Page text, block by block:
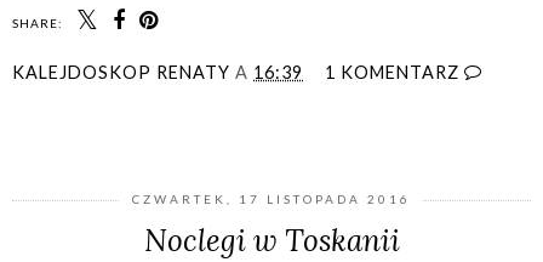
SHARE:
KALEJDOSKOP RENATY A 16:39 1 KOMENTARZ
CZWARTEK, 17 LISTOPADA 2016
Noclegi w Toskanii